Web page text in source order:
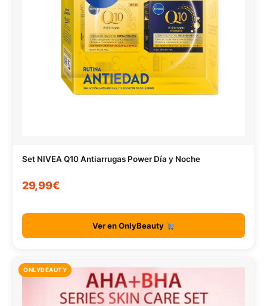
Set NIVEA Q10 Antiarrugas Power Día y Noche
29,99€
Ver en OnlyBeauty
ONLYBEAUTY